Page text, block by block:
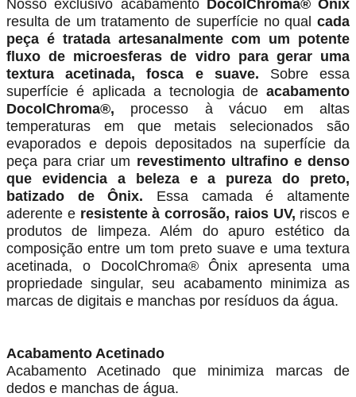
Nosso exclusivo acabamento DocolChroma® Ônix
resulta de um tratamento de superfície no qual cada
peça é tratada artesanalmente com um potente
fluxo de microesferas de vidro para gerar uma
textura acetinada, fosca e suave. Sobre essa
superfície é aplicada a tecnologia de acabamento
DocolChroma®, processo à vácuo em altas
temperaturas em que metais selecionados são
evaporados e depois depositados na superfície da
peça para criar um revestimento ultrafino e denso
que evidencia a beleza e a pureza do preto,
batizado de Ônix. Essa camada é altamente
aderente eresistente à corrosão, raios UV, riscos e
produtos de limpeza. Além do apuro estético da
composição entre um tom preto suave e uma textura
acetinada, o DocolChroma® Ônix apresenta uma
propriedade singular, seu acabamento minimiza as
marcas de digitais e manchas por resíduos da água.
Acabamento Acetinado
Acabamento Acetinado que minimiza marcas de
dedos e manchas de água.